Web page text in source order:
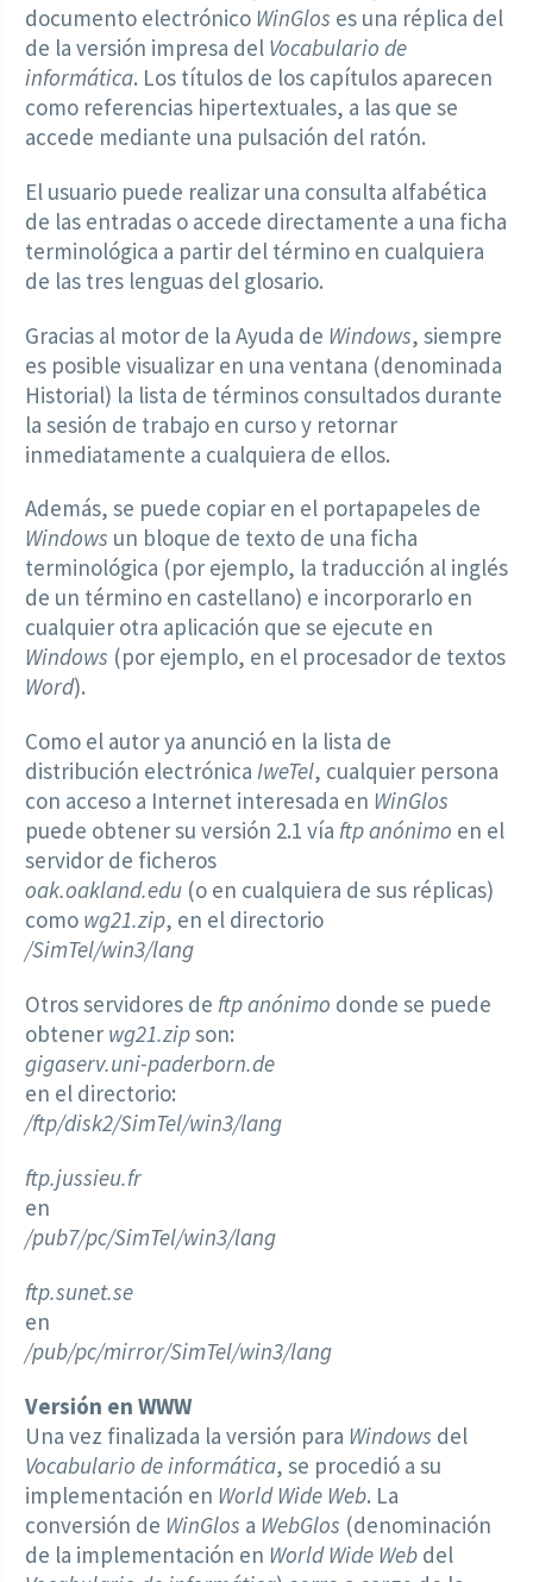
documento electrónico WinGlos es una réplica del
de la versión impresa del Vocabulario de
informática. Los títulos de los capítulos aparecen
como referencias hipertextuales, a las que se
accede mediante una pulsación del ratón.
El usuario puede realizar una consulta alfabética
de las entradas o accede directamente a una ficha
terminológica a partir del término en cualquiera
de las tres lenguas del glosario.
Gracias al motor de la Ayuda de Windows, siempre
es posible visualizar en una ventana (denominada
Historial) la lista de términos consultados durante
la sesión de trabajo en curso y retornar
inmediatamente a cualquiera de ellos.
Además, se puede copiar en el portapapeles de
Windows un bloque de texto de una ficha
terminológica (por ejemplo, la traducción al inglés
de un término en castellano) e incorporarlo en
cualquier otra aplicación que se ejecute en
Windows (por ejemplo, en el procesador de textos
Word).
Como el autor ya anunció en la lista de
distribución electrónica IweTel, cualquier persona
con acceso a Internet interesada en WinGlos
puede obtener su versión 2.1 vía ftp anónimo en el
servidor de ficheros
oak.oakland.edu (o en cualquiera de sus réplicas)
como wg21.zip, en el directorio
/SimTel/win3/lang
Otros servidores de ftp anónimo donde se puede
obtener wg21.zipson:
gigaserv.uni-paderborn.de
en el directorio:
/ftp/disk2/SimTel/win3/lang
ftp.jussieu.fr
en
/pub7/pc/SimTel/win3/lang
ftp.sunet.se
en
/pub/pc/mirror/SimTel/win3/lang
Versión en WWW
Una vez finalizada la versión para Windows del
Vocabulario de informática, se procedió a su
implementación en World Wide Web. La
conversión de WinGlos a WebGlos (denominación
de la implementación en World Wide Web del